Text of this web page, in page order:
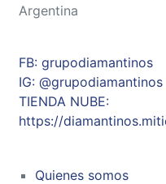
Argentina
FB: grupodiamantinos
IG: @grupodiamantinos
TIENDA NUBE:
https://
Quienes somos